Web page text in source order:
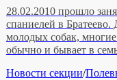
28.02.2010 прошло
спаниелей в Братеево.
молодых собак,
обычно и бывает в
Рубрики
Новости секции/